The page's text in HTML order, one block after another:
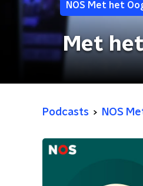
NOS Met het
Met
Podcasts NOS